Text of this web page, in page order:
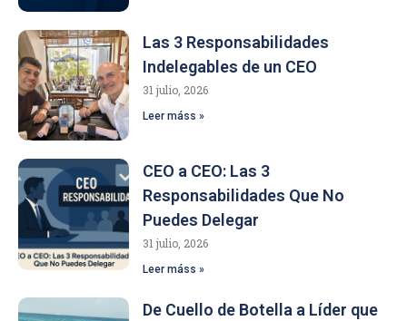
Las 3 Responsabilidades
Indelegables de un CEO
31 julio, 2026
Leer máss »
CEO a CEO: Las 3
Responsabilidades Que No
Puedes Delegar
31 julio, 2026
Leer máss »
De Cuello de Botella a Líder que